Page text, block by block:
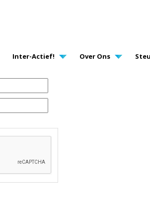
Inter-Actief! Over Ons